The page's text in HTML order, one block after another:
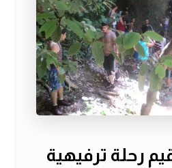
رحلة ترفيهية